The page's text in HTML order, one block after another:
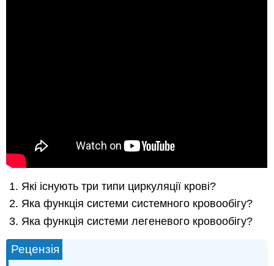
Які існують три типи циркуляції крові?
Яка функція системи системного кровообігу?
Яка функція системи легеневого кровообігу?
Рецензія